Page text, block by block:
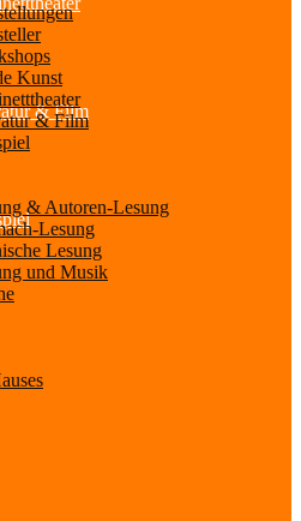
& Film
Kunst
& Film
& Autoren-Lesung
Lesung
Lesung
und Musik